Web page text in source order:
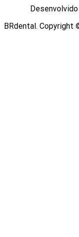
BRdental.